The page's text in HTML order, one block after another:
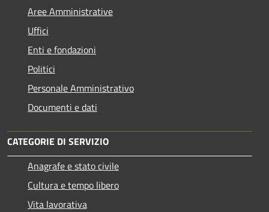
Aree Amministrative
Uffici
Enti e fondazioni
Politici
Personale Amministrativo
Documenti e dati
CATEGORIE DI SERVIZIO
Anagrafe e stato civile
Cultura e tempo libero
Vita lavorativa